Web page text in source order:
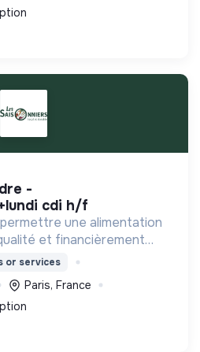
cdi h/f
une alimentation
et financièrement
or services
Paris, France